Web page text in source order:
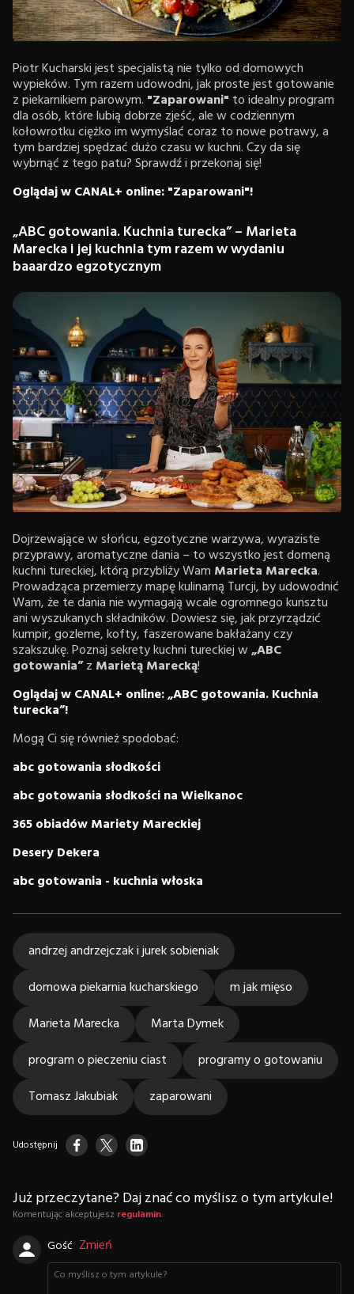
Piotr Kucharski jest specjalistą nie tylko od domowych
wypieków. Tym razem udowodni, jak proste jest gotowanie
z piekarnikiem parowym. "Zaparowani" to idealny program
dla osób, które lubią dobrze zjeść, ale w codziennym
kołowrotku ciężko im wymyślać coraz to nowe potrawy, a
tym bardziej spędzać dużo czasu w kuchni. Czy da się
wybrnąć z tego patu? Sprawdź i przekonaj się!
Oglądaj w CANAL+ online: "Zaparowani"!
„ABC gotowania. Kuchnia turecka” – Marieta
Marecka i jej kuchnia tym razem w wydaniu
baaardzo egzotycznym
Dojrzewające w słońcu, egzotyczne warzywa, wyraziste
przyprawy, aromatyczne dania – to wszystko jest domeną
kuchni tureckiej, którą przybliży Wam Marieta Marecka.
Prowadząca przemierzy mapę kulinarną Turcji, by udowodnić
Wam, że te dania nie wymagają wcale ogromnego kunsztu
ani wyszukanych składników. Dowiesz się, jak przyrządzić
kumpir, gozleme, kofty, faszerowane bakłażany czy
szakszukę. Poznaj sekrety kuchni tureckiej w„ABC
gotowania”z Marietą Marecką!
Oglądaj w CANAL+ online: „ABC gotowania. Kuchnia
turecka”!
Mogą Ci się również spodobać:
abc gotowania słodkości
abc gotowania słodkości na Wielkanoc
365 obiadów Mariety Mareckiej
Desery Dekera
abc gotowania - kuchnia włoska
andrzej andrzejczak i jurek sobieniak
domowa piekarnia kucharskiego
m jak mięso
Marieta Marecka
Marta Dymek
program o pieczeniu ciast
programy o gotowaniu
Tomasz Jakubiak
zaparowani
Udostępnij
Już przeczytane? Daj znać co myślisz o tym artykule!
Komentując akceptujesz regulamin.
Gość Zmień